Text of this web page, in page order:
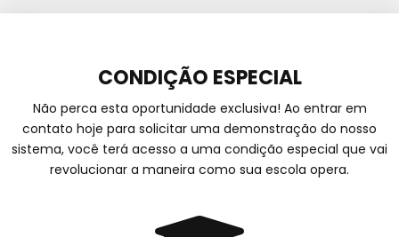
CONDIÇÃO ESPECIAL
Não perca esta oportunidade exclusiva! Ao entrar em
contato hoje para solicitar uma demonstração do nosso
sistema, você terá acesso a uma condição especial que vai
revolucionar a maneira como sua escola opera.